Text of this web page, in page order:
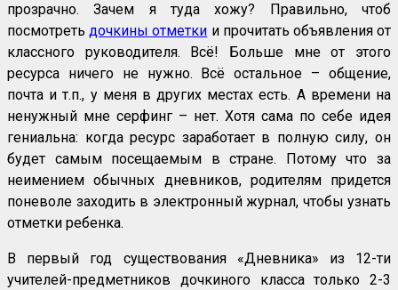
прозрачно. Зачем я туда хожу? Правильно, чтоб
посмотретьдочкины отметки и прочитать объявления от
классного руководителя. Всё! Больше мне от этого
ресурса ничего не нужно. Всё остальное – общение,
почта и т.п., у меня в других местах есть. А времени на
ненужный мне серфинг – нет. Хотя сама по себе идея
гениальна: когда ресурс заработает в полную силу, он
будет самым посещаемым в стране. Потому что за
неимением обычных дневников, родителям придется
поневоле заходить в электронный журнал, чтобы узнать
отметки ребенка.
В первый год существования «Дневника» из 12-ти
учителей-предметников дочкиного класса только 2-3